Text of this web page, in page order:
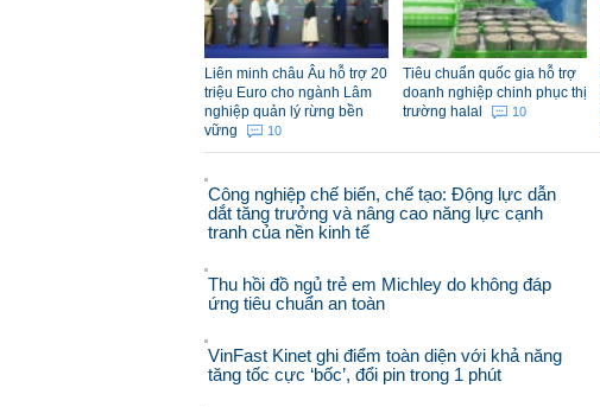
Liên minh châu Âu hỗ trợ 20
triệu Euro cho ngành Lâm
nghiệp quản lý rừng bền
vững
10
Tiêu chuẩn quốc gia hỗ trợ
doanh nghiệp chinh phục thị
trường halal
10
Công nghiệp chế biến, chế tạo: Động lực dẫn
dắt tăng trưởng và nâng cao năng lực cạnh
tranh của nền kinh tế
Thu hồi đồ ngủ trẻ em Michley do không đáp
ứng tiêu chuẩn an toàn
VinFast Kinet ghi điểm toàn diện với khả năng
tăng tốc cực ‘bốc’, đổi pin trong 1 phút